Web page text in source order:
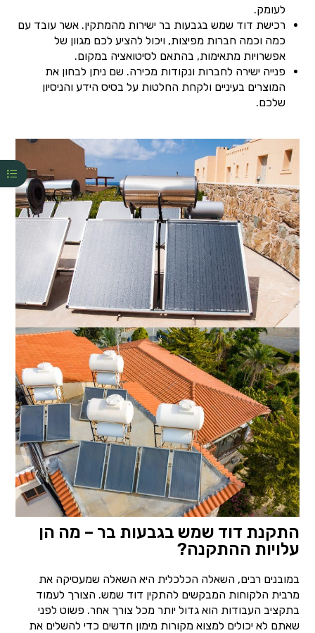
לעומק.
רכישת דוד שמש בגבעות בר ישירות מהמתקין. אשר עובד עם
כמה וכמה חברות מפיצות, ויכול להציע לכם מגוון של
אפשרויות מתאימות, בהתאם לסיטואציה במקום.
פנייה ישירה לחברות ונקודות מכירה. שם ניתן לבחון את
המוצרים בעיניים ולקחת החלטות על בסיס הידע והניסיון
שלכם.
התקנת דוד שמש בגבעות בר – מה הן
עלויות ההתקנה?
במובנים רבים, השאלה הכלכלית היא השאלה שמעסיקה את
מרבית הלקוחות המבקשים להתקין דוד שמש. הצורך לעמוד
בתקציב העבודות הוא גדול יותר מכל צורך אחר. פשוט לפני
שאתם לא יכולים למצוא מקורות מימון חדשים כדי להשלים את